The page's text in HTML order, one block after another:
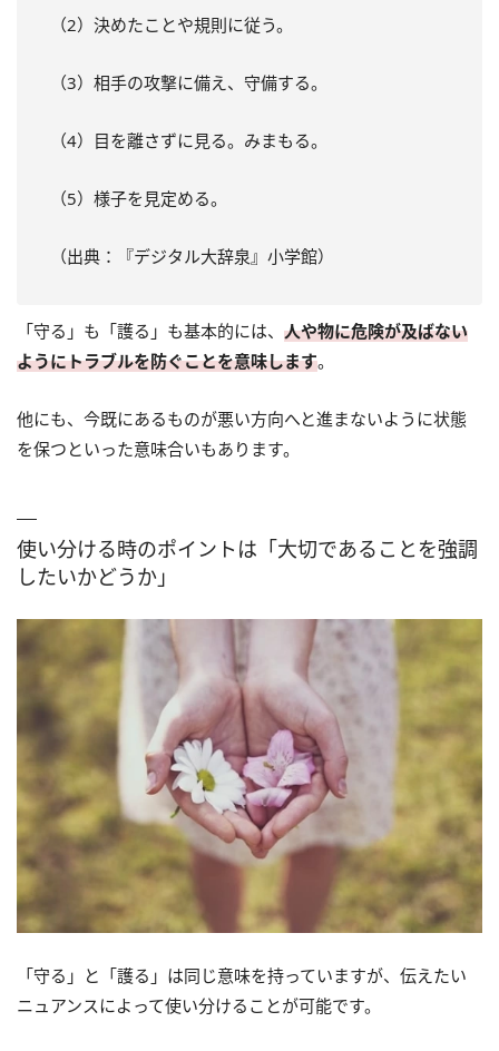
（2）決めたことや規則に従う。
（3）相手の攻撃に備え、守備する。
（4）目を離さずに見る。みまもる。
（5）様子を見定める。
（出典：『デジタル大辞泉』小学館）
「守る」も「護る」も基本的には、 人や物に危険が及ばない
ようにトラブルを防ぐことを意味します。
他にも、今既にあるものが悪い方向へと進まないように状態
を保つといった意味合いもあります。
使い分ける時のポイントは「大切であることを強調
したいかどうか」
「守る」と「護る」は同じ意味を持っていますが、伝えたい
ニュアンスによって使い分けることが可能です。